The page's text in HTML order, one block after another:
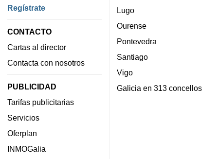
Regístrate
CONTACTO
Cartas al director
Contacta con nosotros
PUBLICIDAD
Tarifas publicitarias
Servicios
Oferplan
INMOGalia
Lugo
Ourense
Pontevedra
Santiago
Vigo
Galicia en 313 concellos